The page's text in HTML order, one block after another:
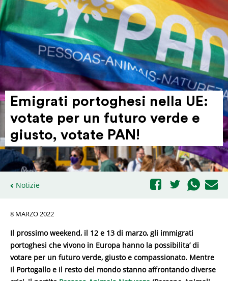
Emigrati portoghesi nella UE:
votate per un futuro verde e
giusto, votate PAN!
Notizie
8 MARZO 2022
Il prossimo weekend, il 12 e 13 di marzo, gli immigrati
portoghesi che vivono in Europa hanno la possibilita’ di
votare per un futuro verde, giusto e compassionato. Mentre
il Portogallo e il resto del mondo stanno affrontando diverse